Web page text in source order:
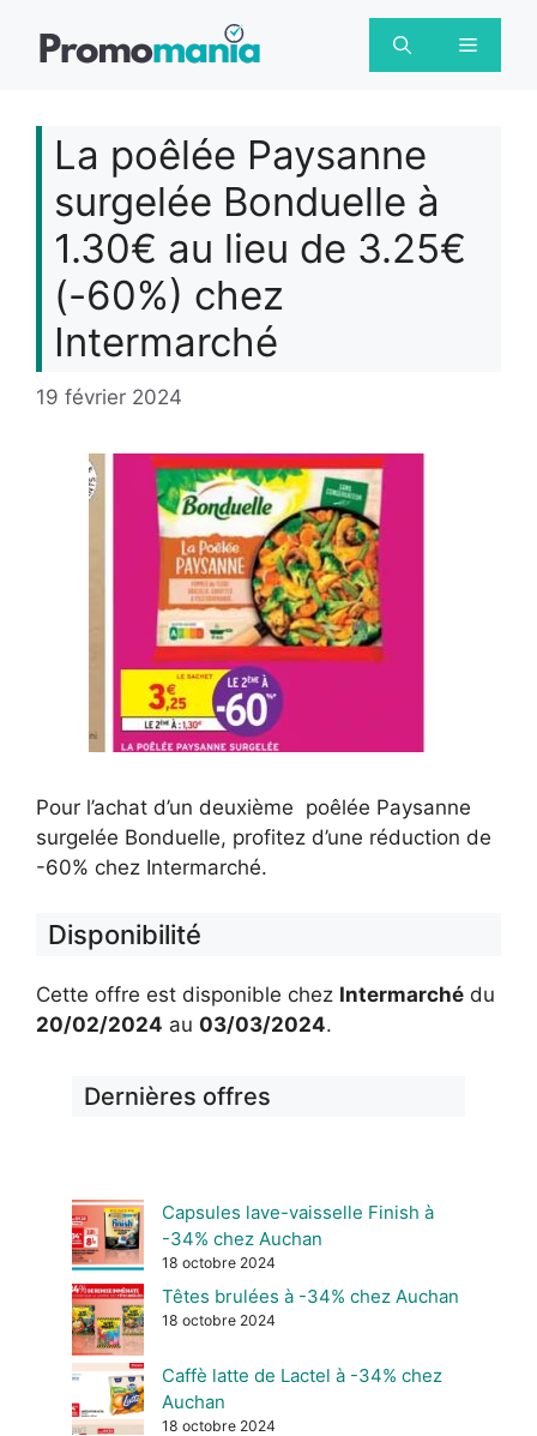
Menu
La poêlée Paysanne
surgelée Bonduelle à
1.30€ au lieu de 3.25€
(-60%) chez
Intermarché
19 février 2024
Pour l’achat d’un deuxième poêlée Paysanne
surgelée Bonduelle, profitez d’une réduction de
-60% chez Intermarché.
Disponibilité
Cette offre est disponible chez Intermarché du
20/02/2024 au 03/03/2024.
Dernières offres
Capsules lave-vaisselle Finish à
-34% chez Auchan
18 octobre 2024
Têtes brulées à -34% chez Auchan
18 octobre 2024
Caffè latte de Lactel à -34% chez
Auchan
18 octobre 2024